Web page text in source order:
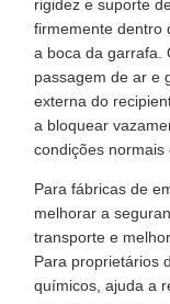
rigidez e suporte
firmemente dentro
a boca da garrafa.
passagem de ar e
externa do
a bloquear
condições normais
Para fábricas de
melhorar a
transporte e
Para proprietários
químicos, ajuda a